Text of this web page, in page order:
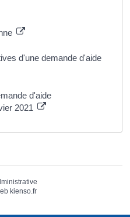
d'une demande d'aide
d'aide
2021
kienso.fr